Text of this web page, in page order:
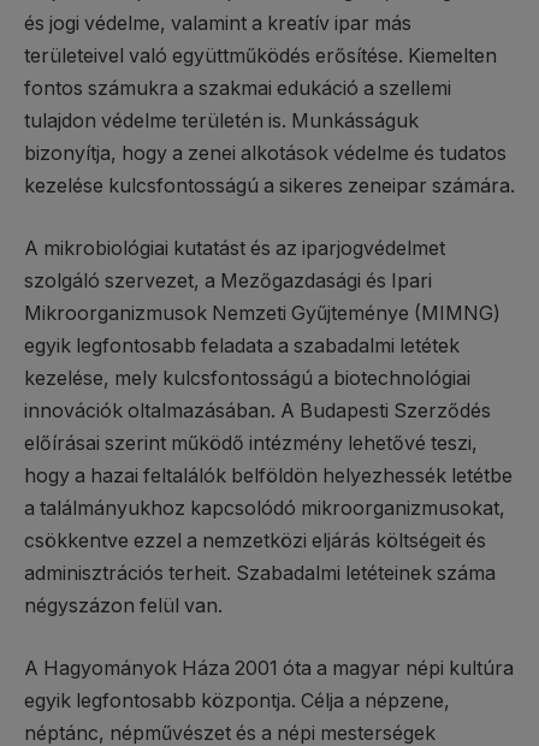
és jogi védelme, valamint a kreatív ipar más
területeivel való együttműködés erősítése. Kiemelten
fontos számukra a szakmai edukáció a szellemi
tulajdon védelme területén is. Munkásságuk
bizonyítja, hogy a zenei alkotások védelme és tudatos
kezelése kulcsfontosságú a sikeres zeneipar számára.
A mikrobiológiai kutatást és az iparjogvédelmet
szolgáló szervezet, a Mezőgazdasági és Ipari
Mikroorganizmusok Nemzeti Gyűjteménye (MIMNG)
egyik legfontosabb feladata a szabadalmi letétek
kezelése, mely kulcsfontosságú a biotechnológiai
innovációk oltalmazásában. A Budapesti Szerződés
előírásai szerint működő intézmény lehetővé teszi,
hogy a hazai feltalálók belföldön helyezhessék letétbe
a találmányukhoz kapcsolódó mikroorganizmusokat,
csökkentve ezzel a nemzetközi eljárás költségeit és
adminisztrációs terheit. Szabadalmi letéteinek száma
négyszázon felül van.
A Hagyományok Háza 2001 óta a magyar népi kultúra
egyik legfontosabb központja. Célja a népzene,
néptánc, népművészet és a népi mesterségek